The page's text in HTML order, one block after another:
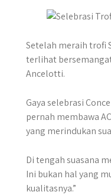
Setelah meraih trofi
terlihat
Ancelotti.
Gaya selebrasi
pernah membawa
yang merindukan
Di tengah suasana
Ini bukan hal yang
kualitasnya.”